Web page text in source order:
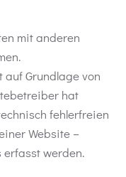
mit anderen
Grundlage von
hat
fehlerfreien
Website –
erfasst werden.